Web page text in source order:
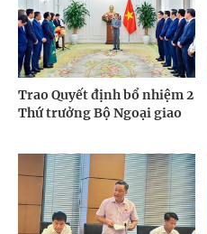
Trao Quyết định bổ nhiệm 2
Thứ trưởng Bộ Ngoại giao